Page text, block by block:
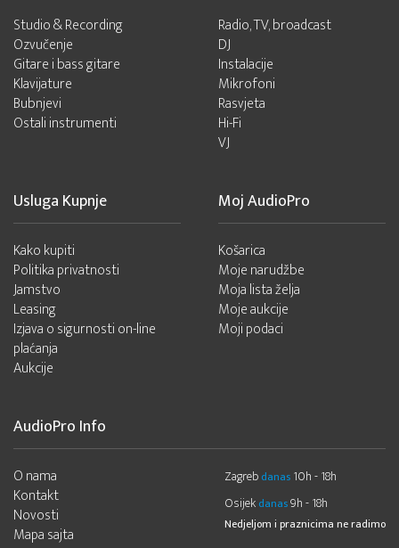
Studio & Recording
Ozvučenje
Gitare i bass gitare
Klavijature
Bubnjevi
Ostali instrumenti
Radio, TV, broadcast
DJ
Instalacije
Mikrofoni
Rasvjeta
Hi-Fi
VJ
Usluga Kupnje
Kako kupiti
Politika privatnosti
Jamstvo
Leasing
Izjava o sigurnosti on-line
plaćanja
Aukcije
Moj AudioPro
Košarica
Moje narudžbe
Moja lista želja
Moje aukcije
Moji podaci
AudioPro Info
O nama
Kontakt
Novosti
Mapa sajta
Zagreb danas 10h - 18h
Osijek danas9h - 18h
Nedjeljom i praznicima ne radimo